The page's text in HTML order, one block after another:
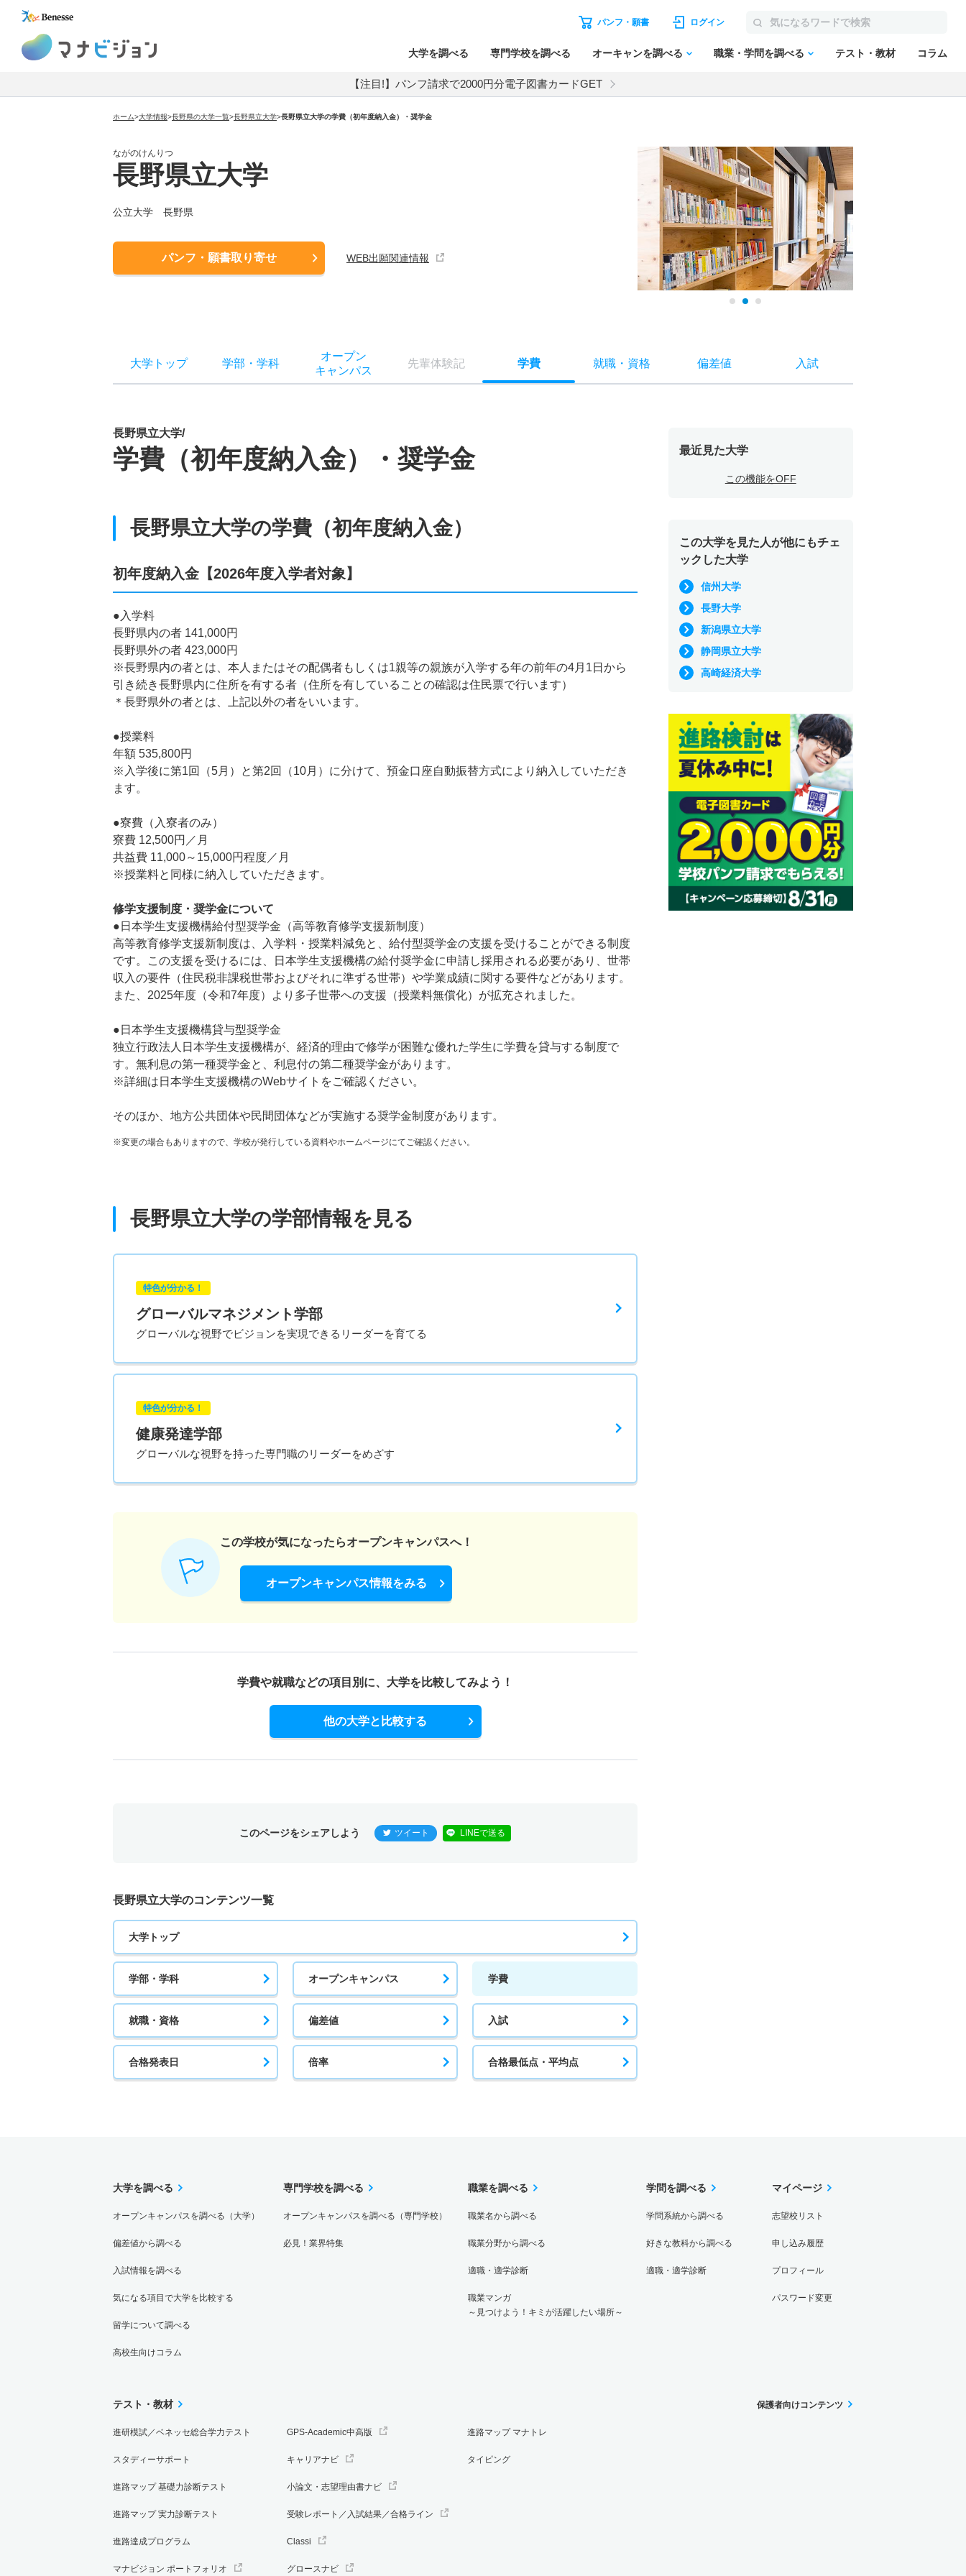
パンフ・願書 ログイン
大学を調べる 専門学校を調べる オーキャンを調べる 職業・学問を調べる テスト・教材 コラム
【注目!】パンフ請求で2000円分電子図書カードGET
ホーム>大学情報>長野県の大学一覧>長野県立大学>長野県立大学の学費（初年度納入金）・奨学金
ながのけんりつ
長野県立大学
公立大学 長野県
パンフ・願書取り寄せ WEB出願関連情報
大学トップ 学部 ・ 学科
オープン
キャンパス
先輩体験記 学費 就職・ 資格 偏差値 入試
長野県立大学/
学費（初年度納入金）・奨学金
長野県立大学の学費（初年度納入金）
初年度納入金【2026年度入学者対象】
●入学料
長野県内の者 141,000円
長野県外の者 423,000円
※長野県内の者とは、本人またはその配偶者もしくは1親等の親族が入学する年の前年の4月1日から
引き続き長野県内に住所を有する者（住所を有していることの確認は住民票で行います）
＊長野県外の者とは、上記以外の者をいいます。
●授業料
年額 535,800円
※入学後に第1回（5月）と第2回（10月）に分けて、預金口座自動振替方式により納入していただき
ます。
●寮費（入寮者のみ）
寮費 12,500円／月
共益費 11,000～15,000円程度／月
※授業料と同様に納入していただきます。
修学支援制度・奨学金について
●日本学生支援機構給付型奨学金（高等教育修学支援新制度）
高等教育修学支援新制度は、入学料・授業料減免と、給付型奨学金の支援を受けることができる制度
です。この支援を受けるには、日本学生支援機構の給付奨学金に申請し採用される必要があり、世帯
収入の要件（住民税非課税世帯およびそれに準ずる世帯）や学業成績に関する要件などがあります。
また、2025年度（令和7年度）より多子世帯への支援（授業料無償化）が拡充されました。
●日本学生支援機構貸与型奨学金
独立行政法人日本学生支援機構が、経済的理由で修学が困難な優れた学生に学費を貸与する制度で
す。無利息の第一種奨学金と、利息付の第二種奨学金があります。
※詳細は日本学生支援機構のWebサイトをご確認ください。
そのほか、地方公共団体や民間団体などが実施する奨学金制度があります。
※変更の場合もありますので、学校が発行している資料やホームページにてご確認ください。
長野県立大学の学部情報を見る
特色が分かる！
グローバルマネジメント学部
グローバルな視野でビジョンを実現できるリーダーを育てる
特色が分かる！
健康発達学部
グローバルな視野を持った専門職のリーダーをめざす
この学校が気になったらオープンキャンパスへ！
オープンキャンパス情報をみる
学費や就職などの項目別に、 大学を比較してみよう！
他の大学と比較する
このページをシェアしよう ツイート LINEで送る
長野県立大学のコンテンツ一覧
大学トップ
学部・学科 オープンキャンパス 学費
就職・資格 偏差値 入試
合格発表日 倍率 合格最低点・平均点
最近見た大学
この機能をOFF
この大学を見た人が他にもチェ
ックした大学
信州大学
長野大学
新潟県立大学
静岡県立大学
高崎経済大学
大学を調べる
オープンキャンパスを調べる（大学）
偏差値から調べる
入試情報を調べる
気になる項目で大学を比較する
留学について調べる
高校生向けコラム
専門学校を調べる
オープンキャンパスを調べる（専門学校）
必見！業界特集
職業を調べる
職業名から調べる
職業分野から調べる
適職・適学診断
職業マンガ
～見つけよう！キミが活躍したい場所～
学問を調べる
学問系統から調べる
好きな教科から調べる
適職・適学診断
マイページ
志望校リスト
申し込み履歴
プロフィール
パスワード変更
テスト・教材
進研模試／ベネッセ総合学力テスト
スタディーサポート
進路マップ 基礎力診断テスト
進路マップ 実力診断テスト
進路達成プログラム
マナビジョン ポートフォリオ
GPS-Academic中高版
キャリアナビ
小論文・志望理由書ナビ
受験レポート／入試結果／合格ライン
Classi
グロースナビ
進路マップ マナトレ
タイピング
保護者向けコンテンツ